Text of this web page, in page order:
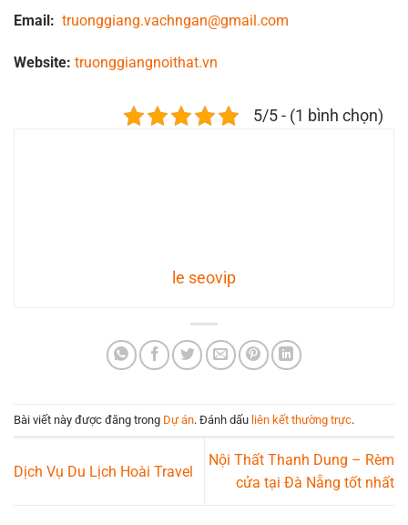
Email: truonggiang.vachngan@gmail.com
Website: truonggiangnoithat.vn
5/5 - (1 bình chọn)
le seovip
Bài viết này được đăng trong Dự án. Đánh dấu liên kết thường trực.
Dịch Vụ Du Lịch Hoài Travel
Nội Thất Thanh Dung – Rèm
cửa tại Đà Nẵng tốt nhất